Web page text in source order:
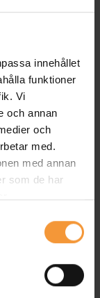
innehållet
funktioner
Vi
och annan
och
med.
med annan
som de har
vår effektiva
Tänk på det,
arbets- eller
se hur vi kan
😊
och
möbler